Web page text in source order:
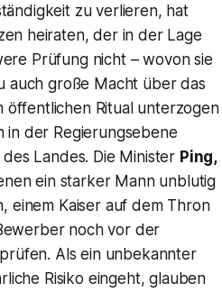
zu verlieren, hat
heiraten, der in der Lage
Prüfung nicht – wovon sie
auch große Macht über das
öffentlichen Ritual unterzogen
in der Regierungsebene
Landes. Die Minister Ping,
ein starker Mann unblutig
einem Kaiser auf dem Thron
noch vor der
Als ein unbekannter
Risiko eingeht, glauben